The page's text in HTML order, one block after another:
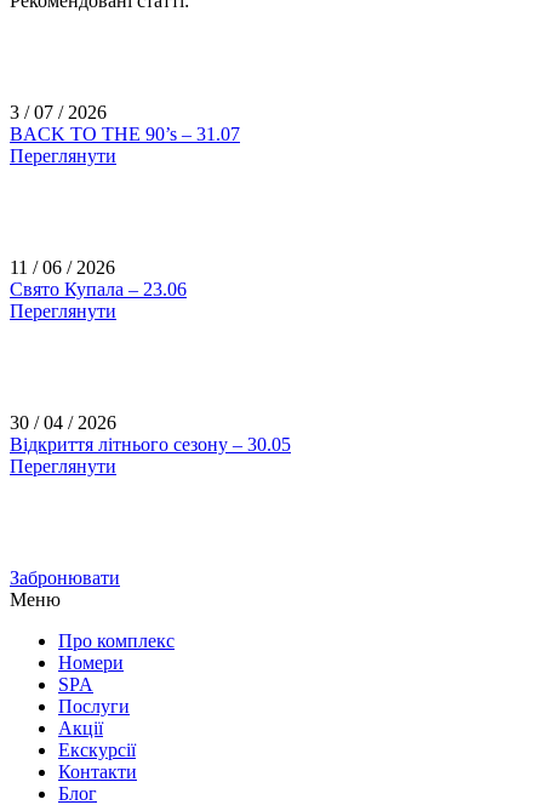
3 / 07 / 2026
BACK TO THE 90’s – 31.07
Переглянути
11 / 06 / 2026
Свято Купала – 23.06
Переглянути
30 / 04 / 2026
Відкриття літнього сезону – 30.05
Переглянути
Забронювати
Меню
Про комплекс
Номери
SPA
Послуги
Акції
Екскурсії
Контакти
Блог